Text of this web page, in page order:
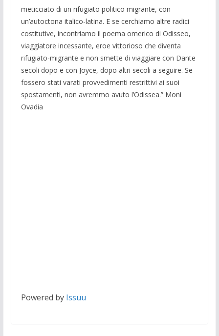
meticciato di un rifugiato politico migrante, con
un’autoctona italico-latina. E se cerchiamo altre radici
costitutive, incontriamo il poema omerico di Odisseo,
viaggiatore incessante, eroe vittorioso che diventa
rifugiato-migrante e non smette di viaggiare con Dante
secoli dopo e con Joyce, dopo altri secoli a seguire. Se
fossero stati varati provvedimenti restrittivi ai suoi
spostamenti, non avremmo avuto l’Odissea.” Moni
Ovadia
Powered by Issuu